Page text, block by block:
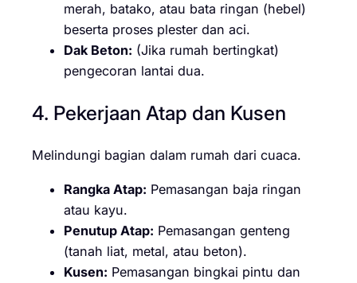
merah, batako, atau bata ringan (hebel)
beserta proses plester dan aci.
Dak Beton: (Jika rumah bertingkat)
pengecoran lantai dua.
4. Pekerjaan Atap dan Kusen
Melindungi bagian dalam rumah dari cuaca.
Rangka Atap: Pemasangan baja ringan
atau kayu.
Penutup Atap: Pemasangan genteng
(tanah liat, metal, atau beton).
Kusen: Pemasangan bingkai pintu dan